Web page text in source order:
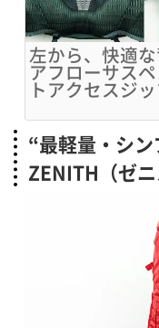
左から、快適
アフローサス
トアクセスジ
“最軽量・シ
ZENITH（ゼ